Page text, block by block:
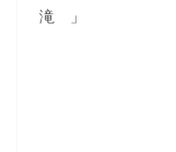
滝 」